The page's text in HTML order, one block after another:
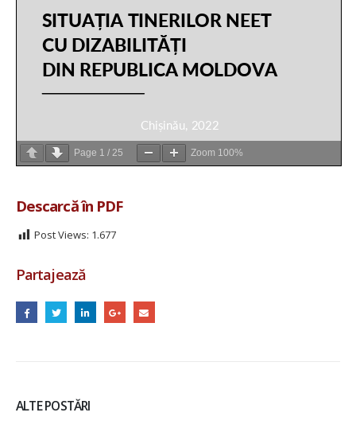
Page 1 / 25 Zoom 100%
Descarcă în PDF
Post Views: 1.677
Partajează
ALTE POSTĂRI